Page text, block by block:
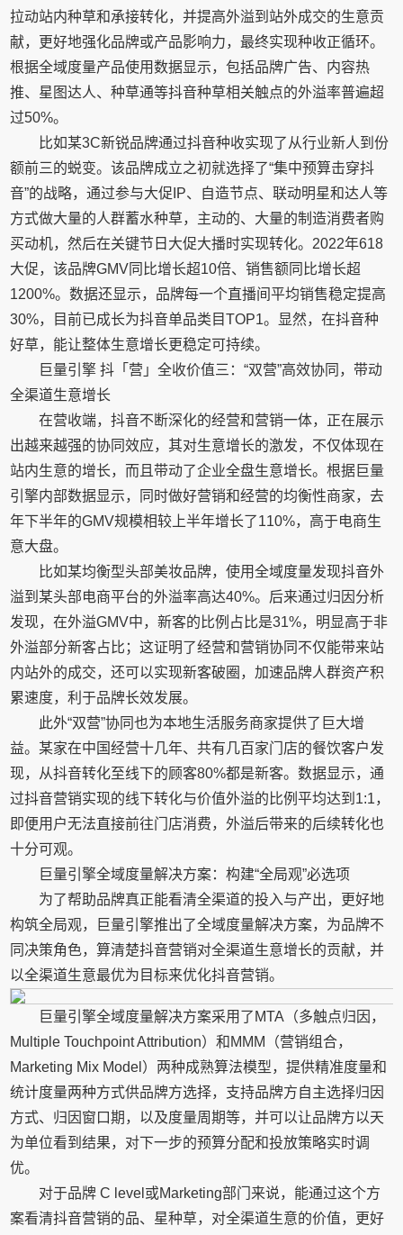
拉动站内种草和承接转化，并提高外溢到站外成交的生意贡
献，更好地强化品牌或产品影响力，最终实现种收正循环。
根据全域度量产品使用数据显示，包括品牌广告、内容热
推、星图达人、种草通等抖音种草相关触点的外溢率普遍超
过50%。
比如某3C新锐品牌通过抖音种收实现了从行业新人到份
额前三的蜕变。该品牌成立之初就选择了“集中预算击穿抖
音”的战略，通过参与大促IP、自造节点、联动明星和达人等
方式做大量的人群蓄水种草，主动的、大量的制造消费者购
买动机，然后在关键节日大促大播时实现转化。2022年618
大促，该品牌GMV同比增长超10倍、销售额同比增长超
1200%。数据还显示，品牌每一个直播间平均销售稳定提高
30%，目前已成长为抖音单品类目TOP1。显然，在抖音种
好草，能让整体生意增长更稳定可持续。
巨量引擎 抖「营」全收价值三：“双营”高效协同，带动
全渠道生意增长
在营收端，抖音不断深化的经营和营销一体，正在展示
出越来越强的协同效应，其对生意增长的激发，不仅体现在
站内生意的增长，而且带动了企业全盘生意增长。根据巨量
引擎内部数据显示，同时做好营销和经营的均衡性商家，去
年下半年的GMV规模相较上半年增长了110%，高于电商生
意大盘。
比如某均衡型头部美妆品牌，使用全域度量发现抖音外
溢到某头部电商平台的外溢率高达40%。后来通过归因分析
发现，在外溢GMV中，新客的比例占比是31%，明显高于非
外溢部分新客占比；这证明了经营和营销协同不仅能带来站
内站外的成交，还可以实现新客破圈，加速品牌人群资产积
累速度，利于品牌长效发展。
此外“双营”协同也为本地生活服务商家提供了巨大增
益。某家在中国经营十几年、共有几百家门店的餐饮客户发
现，从抖音转化至线下的顾客80%都是新客。数据显示，通
过抖音营销实现的线下转化与价值外溢的比例平均达到1:1，
即便用户无法直接前往门店消费，外溢后带来的后续转化也
十分可观。
巨量引擎全域度量解决方案：构建“全局观”必选项
为了帮助品牌真正能看清全渠道的投入与产出，更好地
构筑全局观，巨量引擎推出了全域度量解决方案，为品牌不
同决策角色，算清楚抖音营销对全渠道生意增长的贡献，并
以全渠道生意最优为目标来优化抖音营销。
巨量引擎全域度量解决方案采用了MTA（多触点归因，
Multiple Touchpoint Attribution）和MMM（营销组合，
Marketing Mix Model）两种成熟算法模型，提供精准度量和
统计度量两种方式供品牌方选择，支持品牌方自主选择归因
方式、归因窗口期，以及度量周期等，并可以让品牌方以天
为单位看到结果，对下一步的预算分配和投放策略实时调
优。
对于品牌 C level或Marketing部门来说，能通过这个方
案看清抖音营销的品、星种草，对全渠道生意的价值，更好